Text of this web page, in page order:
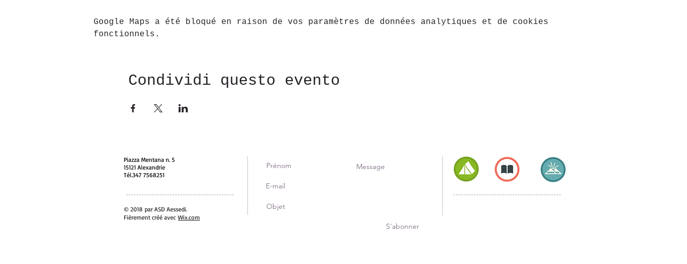
Google Maps a été bloqué en raison de vos paramètres de données analytiques et de cookies
fonctionnels.
Condividi questo evento
Piazza Mentana n. 5
15121 Alexandrie
Tél.347 7568251
© 2018 par ASD Aessedi.
Fièrement créé avec Wix.com
S'abonner